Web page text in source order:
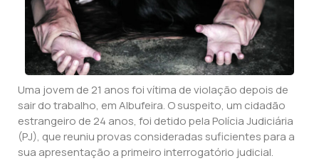
Uma jovem de 21 anos foi vítima de violação depois de
sair do trabalho, em Albufeira. O suspeito, um cidadão
estrangeiro de 24 anos, foi detido pela Polícia Judiciária
(PJ), que reuniu provas consideradas suficientes para a
sua apresentação a primeiro interrogatório judicial.